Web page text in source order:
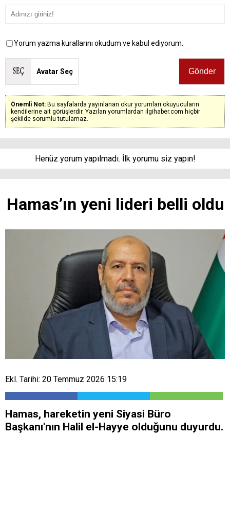
Yorum yazma kurallarını okudum ve kabul ediyorum.
Avatar Seç
Önemli Not: Bu sayfalarda yayınlanan okur yorumları okuyucuların
kendilerine ait görüşlerdir. Yazılan yorumlardan ilgihaber.com hiçbir
şekilde sorumlu tutulamaz.
Henüz yorum yapılmadı. İlk yorumu siz yapın!
Hamas’ın yeni lideri belli oldu
Ekl. Tarihi: 20 Temmuz 2026 15:19
Hamas, hareketin yeni Siyasi Büro
Başkanı'nın Halil el-Hayye olduğunu duyurdu.